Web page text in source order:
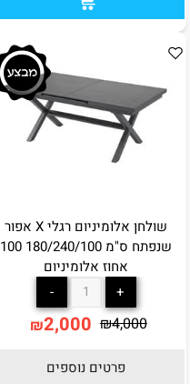
שולחן אלומיניום רגלי X אפור
שנפתח ס"מ 180/240/100 100
אחוז אלומיניום
₪4,000
₪2,000
פרטים נוספים